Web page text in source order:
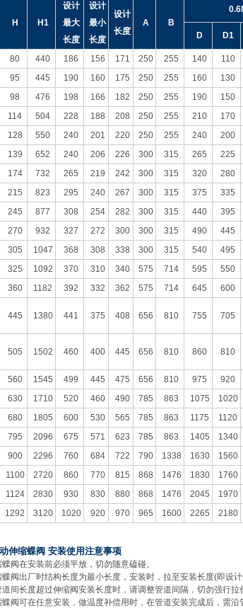
H H1
设计
最大
长度
设计
最小
长度
设计
长度
A B
D D1
80 440 186 156 171 250 255 140 110
95 445 190 160 175 250 255 160 130
98 476 198 166 182 250 255 190 150
114 504 228 188 208 250 255 210 170
128 550 240 201 220 250 255 240 200
139 652 240 206 226 300 315 265 225
174 732 265 219 242 300 315 320 280
215 823 295 240 267 300 315 375 335
245 877 308 254 282 300 315 440 395
270 932 327 272 300 300 315 490 445
305 1047 368 308 338 300 315 540 495
325 1092 370 310 340 575 714 595 550
360 1182 392 332 362 575 714 645 600
445 1380 441 375 408 656 810 755 705
505 1502 460 400 445 656 810 860 810
560 1545 499 445 475 656 810 975 920
630 1710 520 460 490 785 863 1075 1020
680 1805 600 530 565 785 863 1175 1120
795 2096 675 571 623 785 863 1405 1340
900 2296 760 684 722 790 1338 1630 1560
1100 2720 860 770 815 868 1476 1830 1760
1124 2830 930 830 880 868 1476 2045 1970
1292 3120 1020 920 970 965 1600 2265 2180
伸缩蝶阀 安装使用注意事项
蝶阀在安装前必须平放，切勿随意磕碰。
阀出厂时结构长度为最小长度，安装时，拉至安装长度(即设计
间长度超过伸缩阀安装长度时，请调整管道间隔，切勿强行拉
阀可在任意安装，做温度补偿用时，在管道安装完成后，需